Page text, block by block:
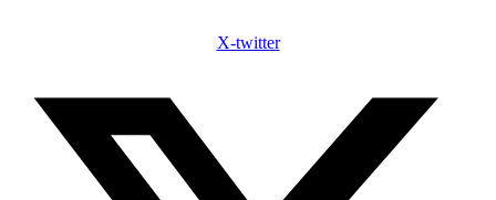
X-twitter